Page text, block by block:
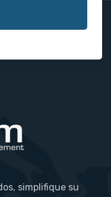
simplifique su